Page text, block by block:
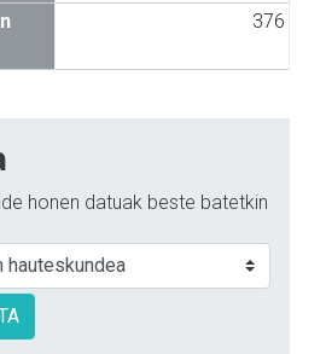
376
honen datuak beste batetkin